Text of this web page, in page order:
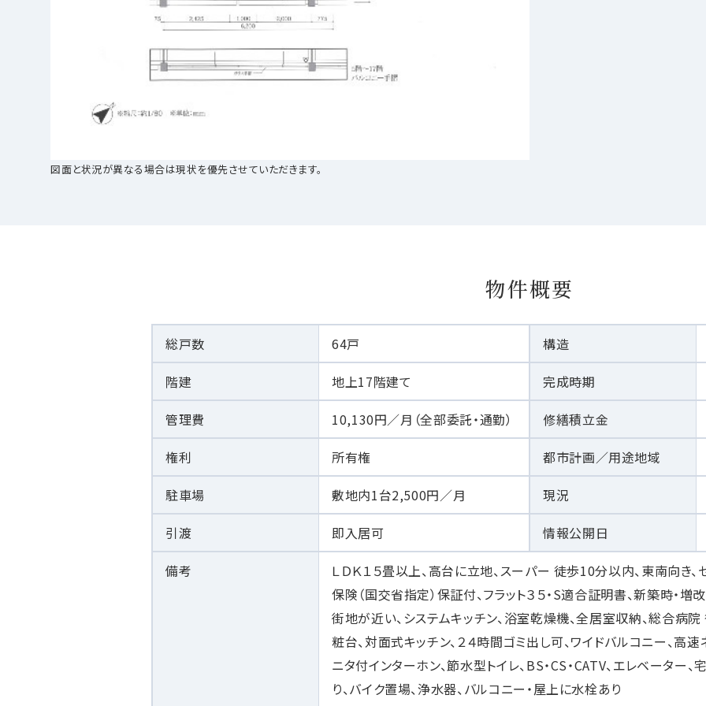
図面と状況が異なる場合は現状を優先させていただきます。
物件概要
総戸数 64戸 構造
階建
地上17階建て 完成時期
管理費
10,130円／月（全部委託・通勤） 修繕積立金
権利
所有権 都市計画／用途地域
駐車場
敷地内1台2,500円／月 現況
引渡
即入居可 情報公開日
備考
ＬＤＫ１５畳以上、高台に立地、スーパー 徒歩10分以内、東南向き
保険（国交省指定）保証付、フラット３５・S適合証明書、新築時・
街地が近い、システムキッチン、浴室乾燥機、全居室収納、総合病
粧台、対面式キッチン、２４時間ゴミ出し可、ワイドバルコニー、高
ニタ付インターホン、節水型トイレ、BS・CS・CATV、エレベーター
り、バイク置場、浄水器、バルコニー・屋上に水栓あり